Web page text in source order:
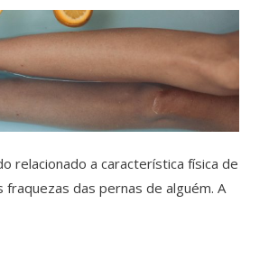
relacionado a característica física de
das pernas de alguém. A